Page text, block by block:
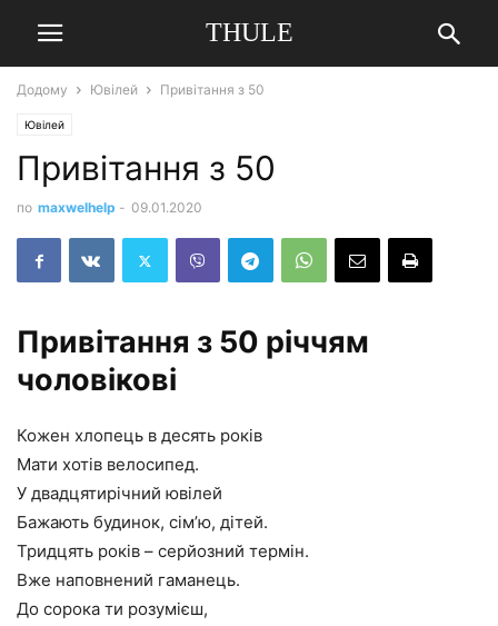
THULE
Додому Ювілей Привітання з 50
Ювілей
Привітання з 50
по maxwelhelp - 09.01.2020
Привітання з 50 річчям
чоловікові
Кожен хлопець в десять років
Мати хотів велосипед.
У двадцятирічний ювілей
Бажають будинок, сім’ю, дітей.
Тридцять років – серйозний термін.
Вже наповнений гаманець.
До сорока ти розумієш,